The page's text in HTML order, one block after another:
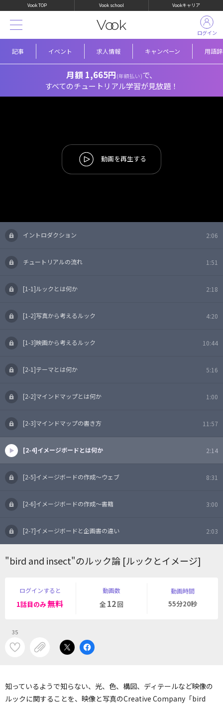
Vook TOP Vook school Vookキャリア
記事 イベント 求人情報 キャンペーン 用語
ログイン
月額 1,665円 (年額払い)で、
すべてのチュートリアル学習が見放題！
イントロダクション 2:06
チュートリアルの流れ 1:51
[1-1]ルックとは何か 2:18
[1-2]写真から考えるルック 4:20
[1-3]映画から考えるルック 10:44
[2-1]テーマとは何か 5:16
[2-2]マインドマップとは何か 1:00
[2-3]マインドマップの書き方 11:57
[2-4]イメージボードとは何か 2:14
[2-5]イメージボードの作成～ウェブ 8:31
[2-6]イメージボードの作成～書籍 3:00
[2-7]イメージボードと企画書の違い 2:03
"bird and insect"のルック論 [ルックとイメージ]
ログインすると
1話目のみ無料
動画数
全12回
動画時間
55分20秒
35
知っているようで知らない、光、色、構図、ディテールなど映像の
ルックに関することを、映像と写真のCreative Company「bird
動画を再生する